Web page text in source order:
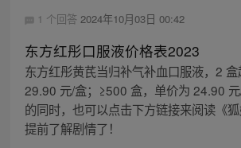
1 个回答 2024年10月03日 00:42
东方红彤口服液价格表2023
东方红彤黄芪当归补气补血口服液，2
29.90 元/盒；≥500 盒，单价为 24.90
的同时，也可以点击下方链接来阅读《
提前了解剧情了！